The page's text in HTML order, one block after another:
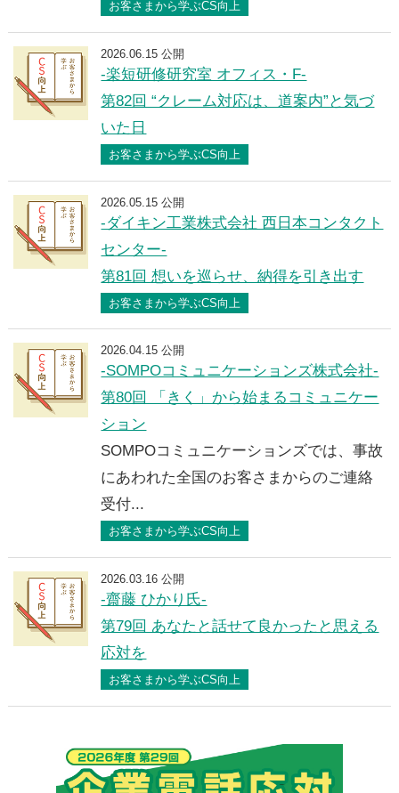
お客さまから学ぶCS向上
2026.06.15 公開
-楽短研修研究室 オフィス・F-
第82回 “クレーム対応は、道案内”と気づ
いた日
お客さまから学ぶCS向上
2026.05.15 公開
-ダイキン工業株式会社 西日本コンタクト
センター-
第81回 想いを巡らせ、納得を引き出す
お客さまから学ぶCS向上
2026.04.15 公開
-SOMPOコミュニケーションズ株式会社-
第80回 「きく」から始まるコミュニケー
ション
SOMPOコミュニケーションズでは、事故
にあわれた全国のお客さまからのご連絡
受付...
お客さまから学ぶCS向上
2026.03.16 公開
-齋藤 ひかり氏-
第79回 あなたと話せて良かったと思える
応対を
お客さまから学ぶCS向上